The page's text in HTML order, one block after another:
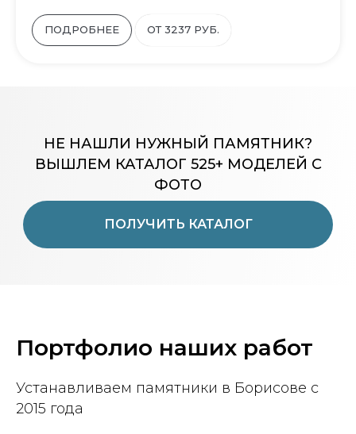
ПОДРОБНЕЕ ОТ 3237 РУБ.
ПОЛУЧИТЬ КАТАЛОГ
НЕ НАШЛИ НУЖНЫЙ ПАМЯТНИК?
ВЫШЛЕМ КАТАЛОГ 525+ МОДЕЛЕЙ С
ФОТО
Портфолио наших работ
Устанавливаем памятники в Борисове с
2015 года